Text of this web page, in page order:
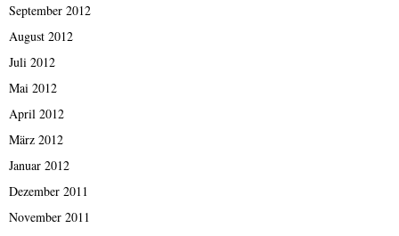
September 2012
August 2012
Juli 2012
Mai 2012
April 2012
März 2012
Januar 2012
Dezember 2011
November 2011